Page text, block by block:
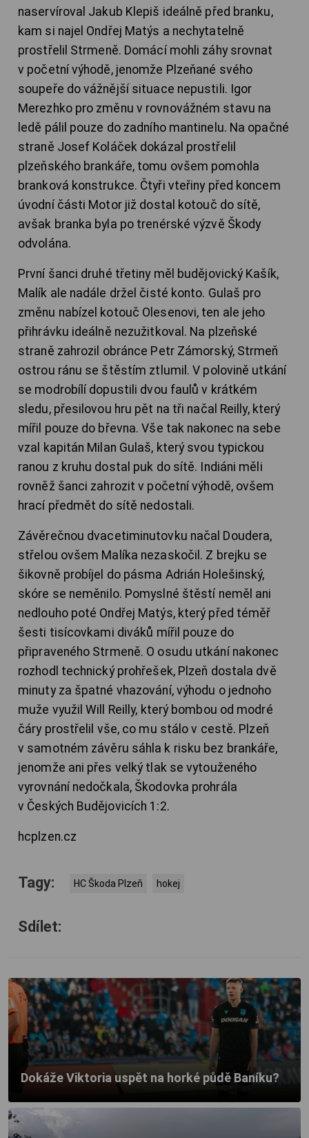
naservíroval Jakub Klepiš ideálně před branku,
kam si najel Ondřej Matýs a nechytatelně
prostřelil Strmeně. Domácí mohli záhy srovnat
v početní výhodě, jenomže Plzeňané svého
soupeře do vážnější situace nepustili. Igor
Merezhko pro změnu v rovnovážném stavu na
ledě pálil pouze do zadního mantinelu. Na opačné
straně Josef Koláček dokázal prostřelil
plzeňského brankáře, tomu ovšem pomohla
branková konstrukce. Čtyři vteřiny před koncem
úvodní části Motor již dostal kotouč do sítě,
avšak branka byla po trenérské výzvě Škody
odvolána.
První šanci druhé třetiny měl budějovický Kašík,
Malík ale nadále držel čisté konto. Gulaš pro
změnu nabízel kotouč Olesenovi, ten ale jeho
přihrávku ideálně nezužitkoval. Na plzeňské
straně zahrozil obránce Petr Zámorský, Strmeň
ostrou ránu se štěstím ztlumil. V polovině utkání
se modrobílí dopustili dvou faulů v krátkém
sledu, přesilovou hru pět na tři načal Reilly, který
mířil pouze do břevna. Vše tak nakonec na sebe
vzal kapitán Milan Gulaš, který svou typickou
ranou z kruhu dostal puk do sítě. Indiáni měli
rovněž šanci zahrozit v početní výhodě, ovšem
hrací předmět do sítě nedostali.
Závěrečnou dvacetiminutovku načal Doudera,
střelou ovšem Malíka nezaskočil. Z brejku se
šikovně probíjel do pásma Adrián Holešinský,
skóre se neměnilo. Pomyslné štěstí neměl ani
nedlouho poté Ondřej Matýs, který před téměř
šesti tisícovkami diváků mířil pouze do
připraveného Strmeně. O osudu utkání nakonec
rozhodl technický prohřešek, Plzeň dostala dvě
minuty za špatné vhazování, výhodu o jednoho
muže využil Will Reilly, který bombou od modré
čáry prostřelil vše, co mu stálo v cestě. Plzeň
v samotném závěru sáhla k risku bez brankáře,
jenomže ani přes velký tlak se vytouženého
vyrovnání nedočkala, Škodovka prohrála
v Českých Budějovicích 1:2.
hcplzen.cz
Tagy: HC Škoda Plzeň hokej
Sdílet:
Dokáže Viktoria uspět na horké půdě Baníku?